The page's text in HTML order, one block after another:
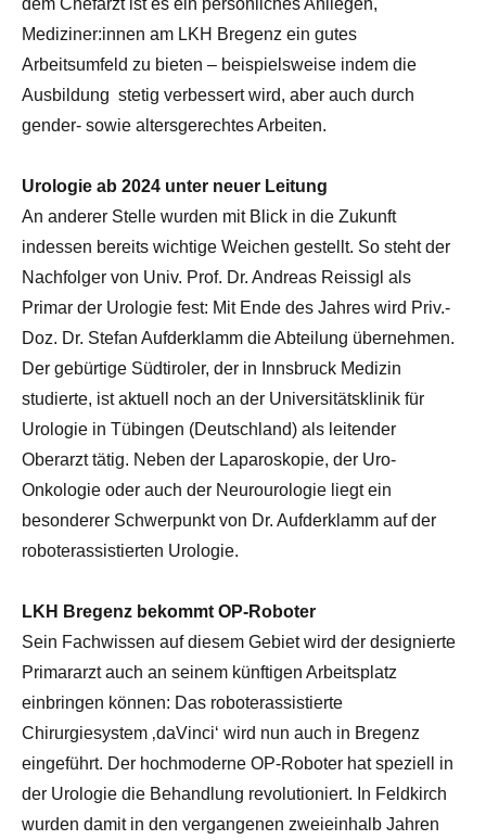
Mediziner:innen am LKH Bregenz ein gutes
Arbeitsumfeld zu bieten – beispielsweise indem die
Ausbildung stetig verbessert wird, aber auch durch
gender- sowie altersgerechtes Arbeiten.
Urologie ab 2024 unter neuer Leitung
An anderer Stelle wurden mit Blick in die Zukunft
indessen bereits wichtige Weichen gestellt. So steht der
Nachfolger von Univ. Prof. Dr. Andreas Reissigl als
Primar der Urologie fest: Mit Ende des Jahres wird Priv.-
Doz. Dr. Stefan Aufderklamm die Abteilung übernehmen.
Der gebürtige Südtiroler, der in Innsbruck Medizin
studierte, ist aktuell noch an der Universitätsklinik für
Urologie in Tübingen (Deutschland) als leitender
Oberarzt tätig. Neben der Laparoskopie, der Uro-
Onkologie oder auch der Neurourologie liegt ein
besonderer Schwerpunkt von Dr. Aufderklamm auf der
roboterassistierten Urologie.
LKH Bregenz bekommt OP-Roboter
Sein Fachwissen auf diesem Gebiet wird der designierte
Primararzt auch an seinem künftigen Arbeitsplatz
einbringen können: Das roboterassistierte
Chirurgiesystem ‚daVinci‘ wird nun auch in Bregenz
eingeführt. Der hochmoderne OP-Roboter hat speziell in
der Urologie die Behandlung revolutioniert. In Feldkirch
wurden damit in den vergangenen zweieinhalb Jahren